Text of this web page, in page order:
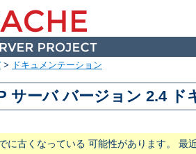
> ドキュメンテーション
サーバ バージョン 2.4 ド
に古くなっている 可能性があります。 最